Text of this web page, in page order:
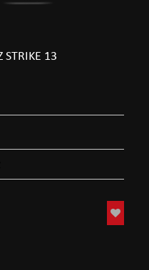
STRIKE 13